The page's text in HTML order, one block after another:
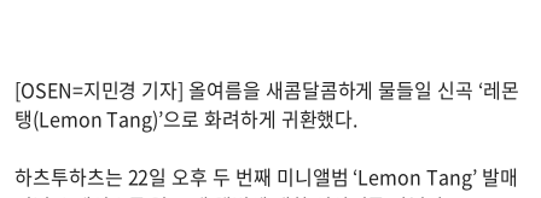
[OSEN=지민경 기자] 올여름을 새콤달콤하게 물들일 신곡 ‘레몬
탱(Lemon Tang)’으로 화려하게 귀환했다.
하츠투하츠는 22일 오후 두 번째 미니앨범 ‘Lemon Tang’ 발매